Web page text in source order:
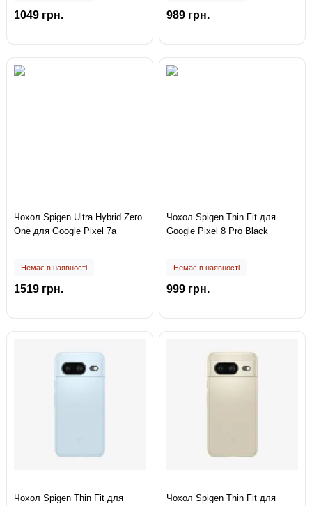
1049 грн. 989 грн.
Чохол Spigen Ultra Hybrid Zero
One для Google Pixel 7a
Немає в наявності
1519 грн.
Чохол Spigen Thin Fit для
Google Pixel 8 Pro Black
Немає в наявності
999 грн.
Чохол Spigen Thin Fit для
Чохол Spigen Thin Fit для